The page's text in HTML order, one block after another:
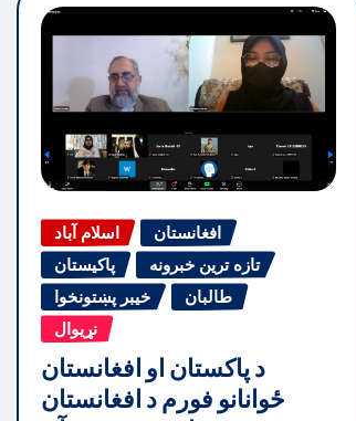
اسلام آباد
افغانستان
پاکیستان
تازه ترین خبرونه
خیبر پښتونخوا
طالبان
نړیوال
د پاکستان او افغانستان
ځوانانو فورم د افغانستان